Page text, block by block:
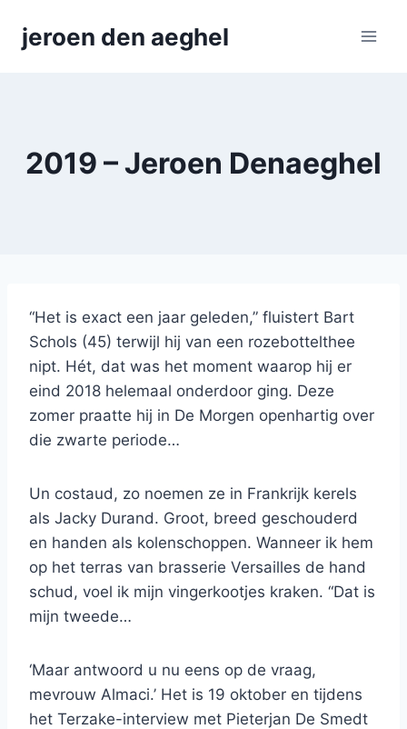
jeroen den aeghel
2019 – Jeroen Denaeghel
“Het is exact een jaar geleden,” fluistert Bart
Schols (45) terwijl hij van een rozebottelthee
nipt. Hét, dat was het moment waarop hij er
eind 2018 helemaal onderdoor ging. Deze
zomer praatte hij in De Morgen openhartig over
die zwarte periode…
Un costaud, zo noemen ze in Frankrijk kerels
als Jacky Durand. Groot, breed geschouderd
en handen als kolenschoppen. Wanneer ik hem
op het terras van brasserie Versailles de hand
schud, voel ik mijn vingerkootjes kraken. “Dat is
mijn tweede…
‘Maar antwoord u nu eens op de vraag,
mevrouw Almaci.’ Het is 19 oktober en tijdens
het Terzake-interview met Pieterjan De Smedt